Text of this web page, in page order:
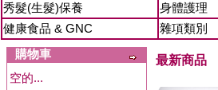
秀髮(生髮)保養
身體護理
健康食品 & GNC
雜項類別
購物車
空的...
最新商品